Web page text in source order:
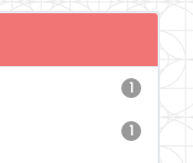
1
1